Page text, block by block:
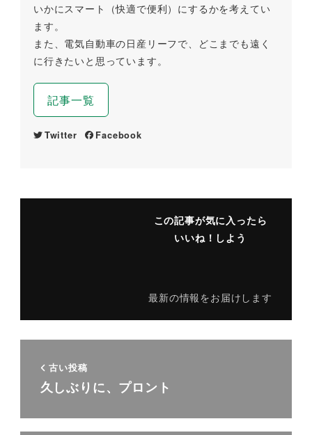
いかにスマート（快適で便利）にするかを考えてい
ます。
また、電気自動車の日産リーフで、どこまでも遠く
に行きたいと思っています。
記事一覧
Twitter Facebook
この記事が気に入ったら
いいね！しよう
最新の情報をお届けします
古い投稿
久しぶりに、プロント